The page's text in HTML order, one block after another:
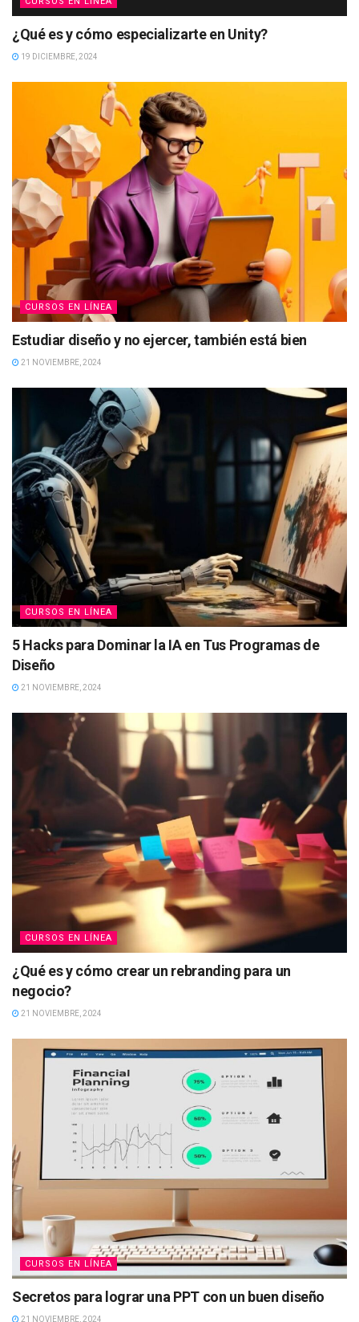
¿Qué es y cómo especializarte en Unity?
19 DICIEMBRE, 2024
CURSOS EN LÍNEA
Estudiar diseño y no ejercer, también está bien
21 NOVIEMBRE, 2024
CURSOS EN LÍNEA
5 Hacks para Dominar la IA en Tus Programas de
Diseño
21 NOVIEMBRE, 2024
CURSOS EN LÍNEA
¿Qué es y cómo crear un rebranding para un
negocio?
21 NOVIEMBRE, 2024
CURSOS EN LÍNEA
Secretos para lograr una PPT con un buen diseño
21 NOVIEMBRE, 2024